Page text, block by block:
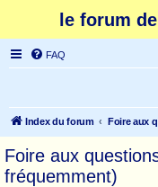
le forum
FAQ
Index du forum Foire aux
Foire aux
fréquemment)